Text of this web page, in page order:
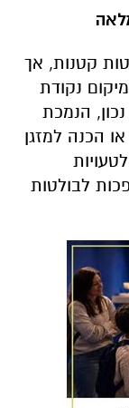
קטנות, אך
נקודת
הנמכת
הכנה למזגן
לבולטות